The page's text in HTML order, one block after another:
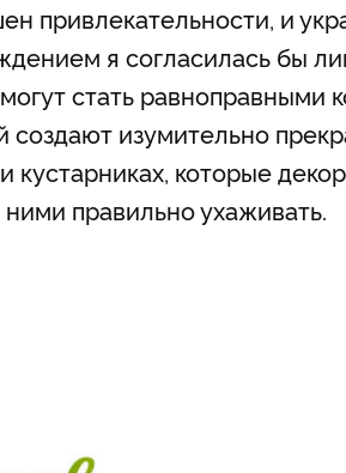
привлекательности, и
я согласилась бы
стать равноправными
изумительно
кустарниках, которые
правильно ухаживать.